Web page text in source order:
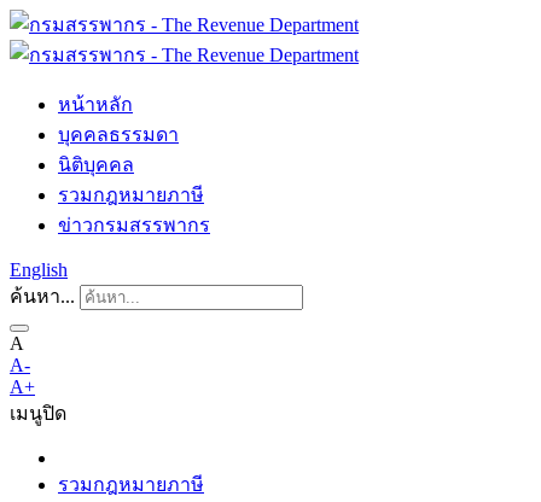
หน้าหลัก
บุคคลธรรมดา
นิติบุคคล
รวมกฎหมายภาษี
ข่าวกรมสรรพากร
English
ค้นหา...
A
A-
A+
เมนูปิด
รวมกฎหมายภาษี